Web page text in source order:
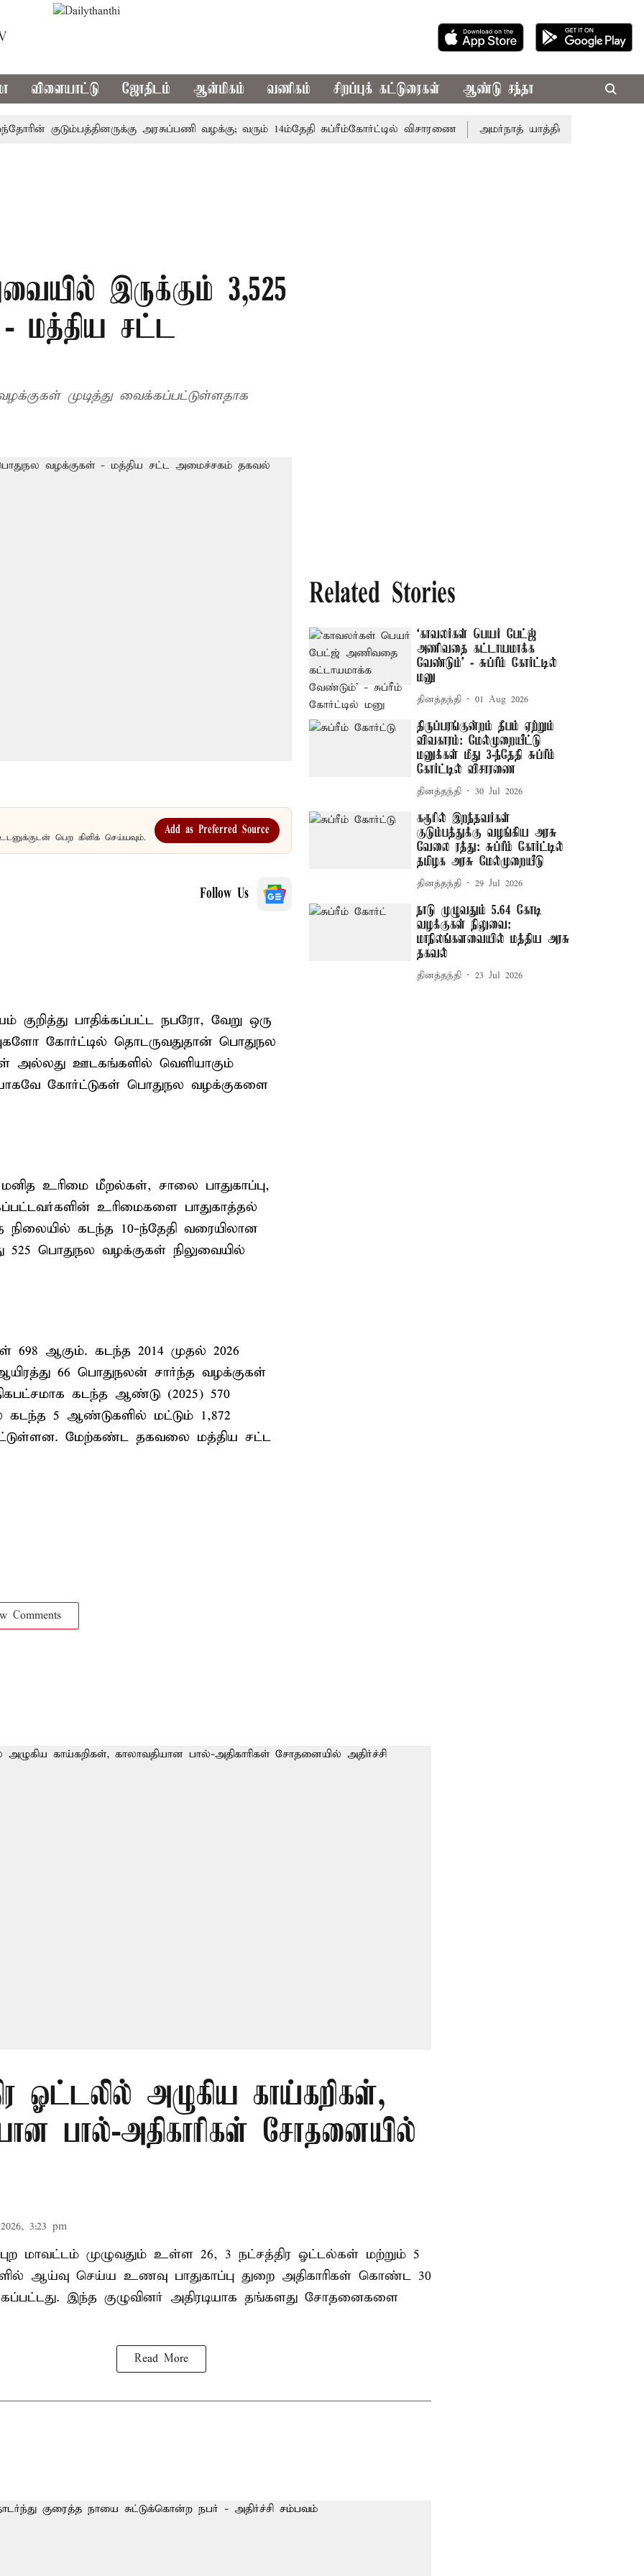
விளையாட்டு ஜோதிடம் ஆன்மிகம் வணிகம் சிறப்புக் கட்டுரைகள் ஆண்டு சந்தா
குடும்பத்தினருக்கு அரசுப்பணி வழக்கு; வரும் 14ம்தேதி சுப்ரீம்கோர்ட்டில் விசாரணை அமர்நாத் யாத்திரை தற்காலிகமாக
இருக்கும் 3,525
மத்திய சட்ட
முடித்து வைக்கப்பட்டுள்ளதாக
பெற கிளிக் செய்யவும்.
Add as Preferred Source
Follow Us
பாதிக்கப்பட்ட நபரோ, வேறு ஒரு
கோர்ட்டில் தொடருவதுதான் பொதுநல
அல்லது ஊடகங்களில் வெளியாகும்
கோர்ட்டுகள் பொதுநல வழக்குகளை
உரிமை மீறல்கள், சாலை பாதுகாப்பு,
உரிமைகளை பாதுகாத்தல்
கடந்த 10-ந்தேதி வரையிலான
525 பொதுநல வழக்குகள் நிலுவையில்
698 ஆகும். கடந்த 2014 முதல் 2026
66 பொதுநலன் சார்ந்த வழக்குகள்
கடந்த ஆண்டு (2025) 570
கடந்த 5 ஆண்டுகளில் மட்டும் 1,872
மேற்கண்ட தகவலை மத்திய சட்ட
Comments
Related Stories
‘காவலர்கள் பெயர் பேட்ஜ்
அணிவதை கட்டாயமாக்க
வேண்டும்’ - சுப்ரீம் கோர்ட்டில்
மனு
தினத்தந்தி 01 Aug 2026
திருப்பரங்குன்றம் தீபம் ஏற்றும்
விவகாரம்: மேல்முறையீட்டு
மனுக்கள் மீது 3-ந்தேதி சுப்ரீம்
கோர்ட்டில் விசாரணை
தினத்தந்தி 30 Jul 2026
கரூரில் இறந்தவர்கள்
குடும்பத்துக்கு வழங்கிய அரசு
வேலை ரத்து: சுப்ரீம் கோர்ட்டில்
தமிழக அரசு மேல்முறையீடு
தினத்தந்தி 29 Jul 2026
நாடு முழுவதும் 5.64 கோடி
வழக்குகள் நிலுவை:
மாநிலங்களவையில் மத்திய அரசு
தகவல்
தினத்தந்தி 23 Jul 2026
ஓட்டலில் அழுகிய காய்கறிகள்,
பால்-அதிகாரிகள் சோதனையில்
3:23 pm
மாவட்டம் முழுவதும் உள்ள 26, 3 நட்சத்திர ஓட்டல்கள் மற்றும் 5
ஆய்வு செய்ய உணவு பாதுகாப்பு துறை அதிகாரிகள் கொண்ட 30
இந்த குழுவினர் அதிரடியாக தங்களது சோதனைகளை
Read More